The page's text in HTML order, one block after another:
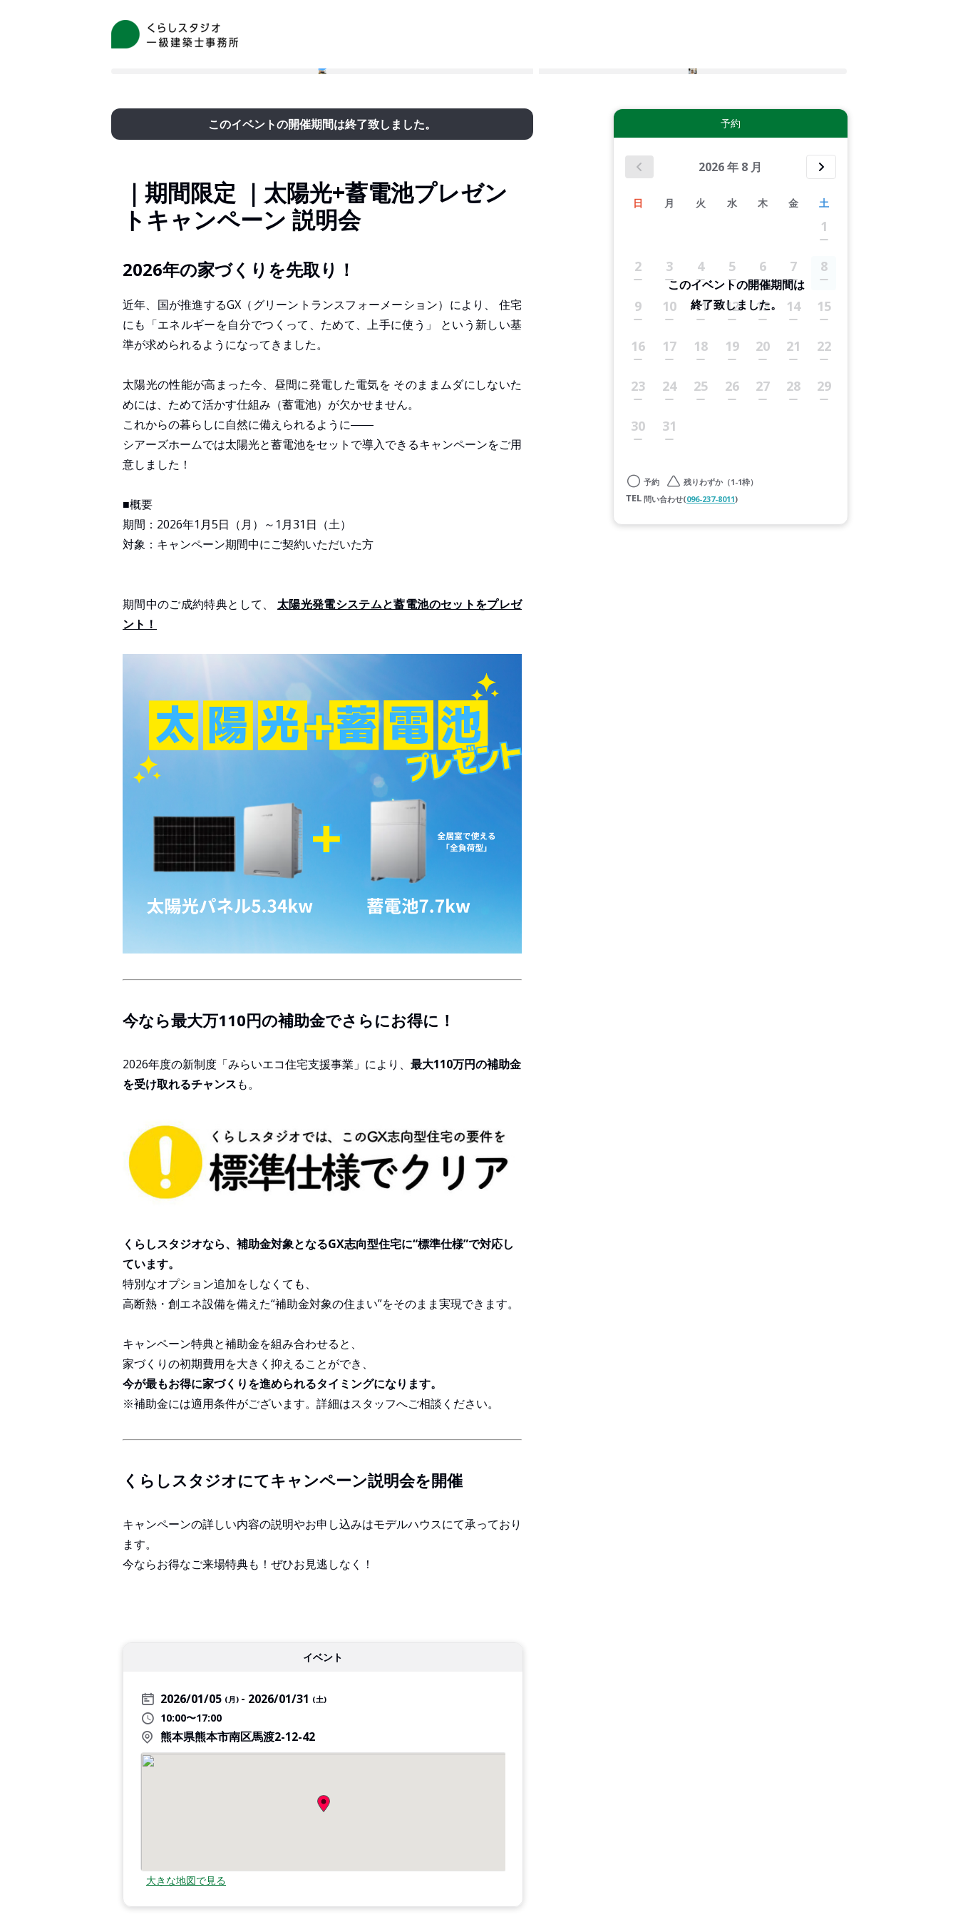
このイベントの開催期間は終了致しました。
｜期間限定 ｜太陽光+蓄電池プレゼン
トキャンペーン 説明会
2026年の家づくりを先取り！
近年、国が推進するGX（グリーントランスフォーメーション）により、 住宅
にも「エネルギーを自分でつくって、ためて、上手に使う」 という新しい基
準が求められるようになってきました。
太陽光の性能が高まった今、昼間に発電した電気を そのままムダにしないた
めには、ためて活かす仕組み（蓄電池）が欠かせません。
これからの暮らしに自然に備えられるように――
シアーズホームでは太陽光と蓄電池をセットで導入できるキャンペーンをご用
意しました！
■概要
期間：2026年1月5日（月）～1月31日（土）
対象：キャンペーン期間中にご契約いただいた方
期間中のご成約特典として、 太陽光発電システムと蓄電池のセットをプレゼ
ント！
今なら最大万110円の補助金でさらにお得に！
2026年度の新制度「みらいエコ住宅支援事業」により、 最大110万円の補助金
を受け取れるチャンスも。
くらしスタジオなら、補助金対象となるGX志向型住宅に“標準仕様”で対応し
ています。
特別なオプション追加をしなくても、
高断熱・創エネ設備を備えた“補助金対象の住まい”をそのまま実現できます。
キャンペーン特典と補助金を組み合わせると、
家づくりの初期費用を大きく抑えることができ、
今が最もお得に家づくりを進められるタイミングになります。
※補助金には適用条件がございます。詳細はスタッフへご相談ください。
くらしスタジオにてキャンペーン説明会を開催
キャンペーンの詳しい内容の説明やお申し込みはモデルハウスにて承っており
ます。
今ならお得なご来場特典も！ぜひお見逃しなく！
イベント
2026/01/05 (月) 2026/01/31 (土)
10:00〜17:00
熊本県熊本市南区馬渡2-12-42
大きな地図で見る
予約
2026年 8 月
日 月 火 水 木 金 土
1
2 3 4 5 6 7 8
9 10 11 12 13 14 15
16 17 18 19 20 21 22
23 24 25 26 27 28 29
30 31
このイベントの開催期間は
終了致しました。
予約
残りわずか（1-1枠）
問い合わせ(096-237-8011)